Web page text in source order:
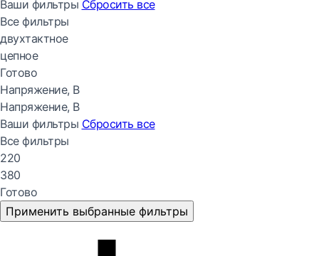
Ваши фильтры Сбросить все
Все фильтры
двухтактное
цепное
Готово
Напряжение, В
Напряжение, В
Ваши фильтры Сбросить все
Все фильтры
220
380
Готово
Применить выбранные фильтры